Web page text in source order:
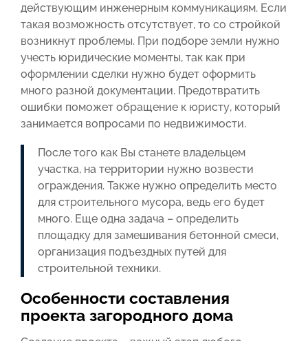
действующим инженерным коммуникациям. Если
такая возможность отсутствует, то со стройкой
возникнут проблемы. При подборе земли нужно
учесть юридические моменты, так как при
оформлении сделки нужно будет оформить
много разной документации. Предотвратить
ошибки поможет обращение к юристу, который
занимается вопросами по недвижимости.
После того как Вы станете владельцем
участка, на территории нужно возвести
ограждения. Также нужно определить место
для строительного мусора, ведь его будет
много. Еще одна задача – определить
площадку для замешивания бетонной смеси,
организация подъездных путей для
строительной техники.
Особенности составления
проекта загородного дома